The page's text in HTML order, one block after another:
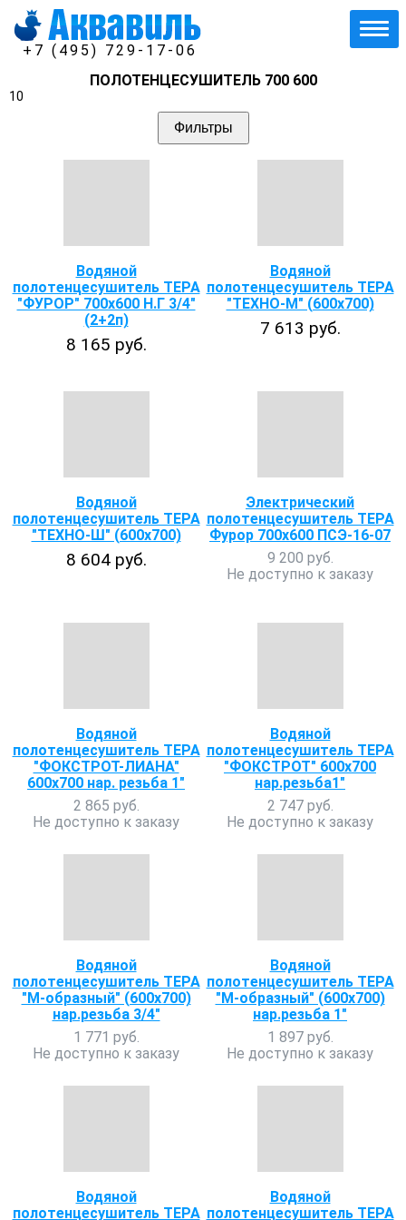
+7 (495) 729-17-06
ПОЛОТЕНЦЕСУШИТЕЛЬ 700 600
10
Фильтры
Водяной
полотенцесушитель ТЕРА
"ФУРОР" 700х600 Н.Г 3/4"
(2+2п)
8 165 руб.
Водяной
полотенцесушитель ТЕРА
"ТЕХНО-М" (600х700)
7 613 руб.
Водяной
полотенцесушитель ТЕРА
"ТЕХНО-Ш" (600х700)
8 604 руб.
Электрический
полотенцесушитель ТЕРА
Фурор 700х600 ПСЭ-16-07
9 200 руб.
Не доступно к заказу
Водяной
полотенцесушитель ТЕРА
"ФОКСТРОТ-ЛИАНА"
600х700 нар. резьба 1"
2 865 руб.
Не доступно к заказу
Водяной
полотенцесушитель ТЕРА
"ФОКСТРОТ" 600х700
нар.резьба1"
2 747 руб.
Не доступно к заказу
Водяной
полотенцесушитель ТЕРА
"М-образный" (600х700)
нар.резьба 3/4"
1 771 руб.
Не доступно к заказу
Водяной
полотенцесушитель ТЕРА
"М-образный" (600х700)
нар.резьба 1"
1 897 руб.
Не доступно к заказу
Водяной
полотенцесушитель ТЕРА
Водяной
полотенцесушитель ТЕРА